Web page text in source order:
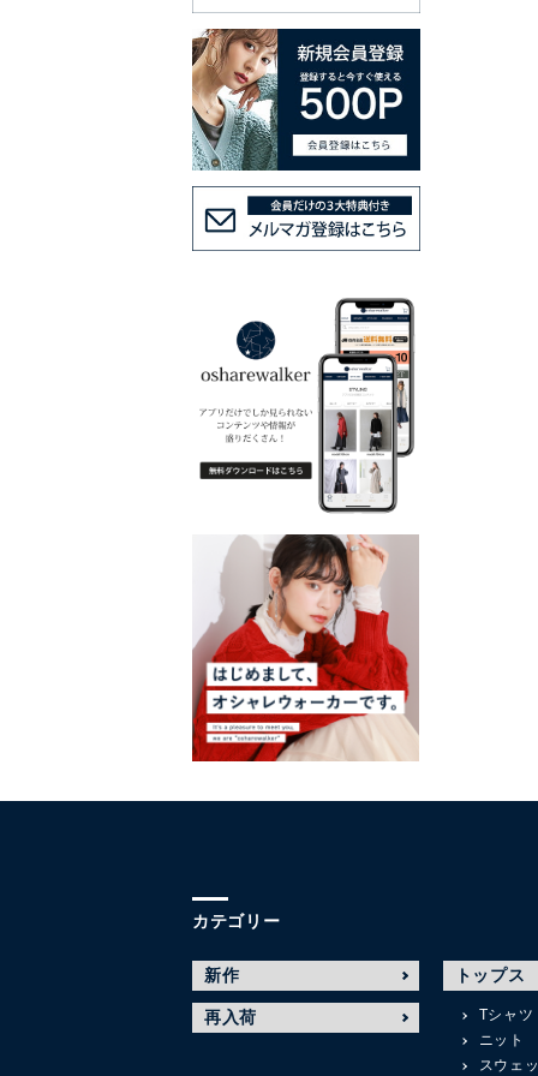
カテゴリー
新作
再入荷
トップス
Tシャツ
ニット
スウェ